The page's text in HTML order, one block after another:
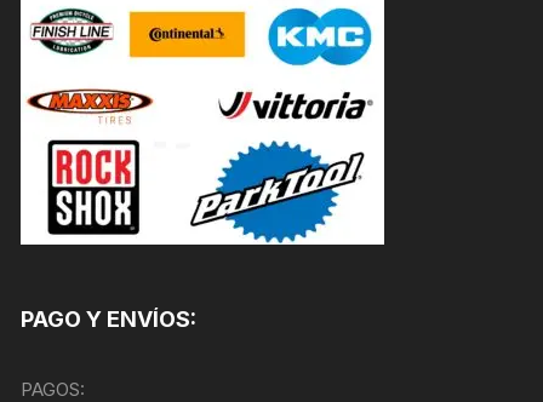
PAGO Y ENVÍOS:
PAGOS: